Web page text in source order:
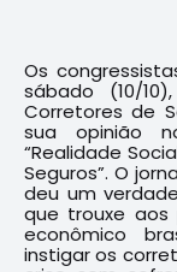
Os
sábado (10/
Corretores de
sua opinião
“Realidade
Seguros”. O
deu um
que trouxe aos
econômico
instigar os